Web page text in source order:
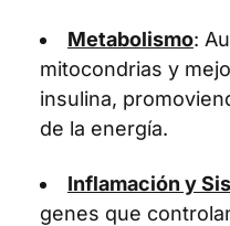
Metabolismo:
mitocondrias y
insulina,
de la energía.
Inflamación y
genes que